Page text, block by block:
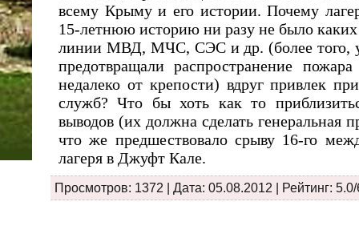
всему Крыму и его истории. Почему
15-летнюю историю ни разу не было каких
линии МВД, МЧС, СЭС и др. (более того,
предотвращали распространение
недалеко от крепости) вдруг привлек
служб? Что бы хоть как то
выводов (их должна сделать генеральная
что же предшествовало срыву 16-го
лагеря в Джуфт Кале.
Просмотров: 1372 | Дата: 05.08.2012 | Рейтинг: